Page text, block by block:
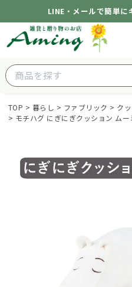
LINE・メールで簡単に
TOP 暮らし ファブリック
ク
モチハグ にぎにぎクッション ムー